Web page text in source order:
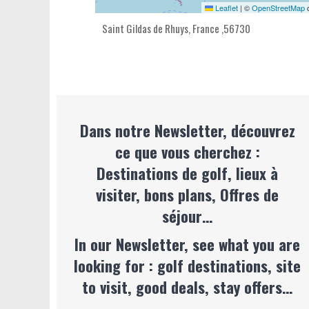
Leaflet | ©OpenStreetMap
Saint Gildas de Rhuys, France ,56730
Dans notre Newsletter, découvrez
ce que vous cherchez :
Destinations de golf, lieux à
visiter, bons plans, Offres de
séjour…
In our Newsletter, see what you are
looking for : golf destinations, site
to visit, good deals, stay offers…